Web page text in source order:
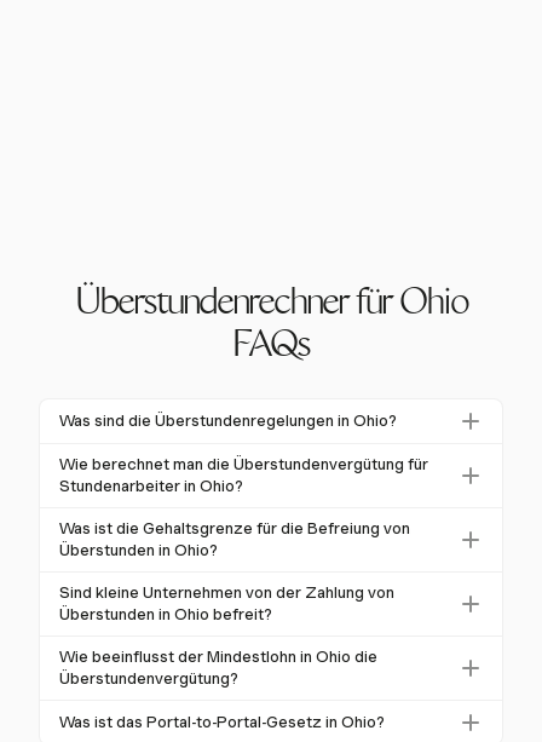
Überstundenrechner für Ohio
FAQs
Was sind die Überstundenregelungen in Ohio?
Die Überstundenregelungen in Ohio verlangen, dass
nicht befreite Arbeitnehmer das 1,5-fache ihres
einer Woche hinausgehen. Dies steht im Einklang mit
den bundesstaatlichen FLSA-Standards.
Wie berechnet man die Überstundenvergütung für
Stundenarbeiter in Ohio?
Für Stundenarbeiter wird die Überstundenvergütung
mit 1,5-fachem regulärem Stundenlohn für Stunden
Beispiel, bei 15 $/Stunde beträgt die
Überstundenvergütung 22,50 $/Stunde.
Was ist die Gehaltsgrenze für die Befreiung von
Überstunden in Ohio?
Ab 2025 müssen Gehaltsarbeiter mindestens 1.128 $
pro Woche verdienen, um von Überstunden befreit zu
Arbeitsaufgaben.
Sind kleine Unternehmen von der Zahlung von
Überstunden in Ohio befreit?
Kleine Unternehmen mit einem jährlichen
Bruttoeinkommen von unter 150.000 $ sind nicht von
betroffen, obwohl sie möglicherweise weiterhin den
Wie beeinflusst der Mindestlohn in Ohio die
Überstundenvergütung?
Der Mindestlohn in Ohio beeinflusst die
Was ist das Portal-to-Portal-Gesetz in Ohio?